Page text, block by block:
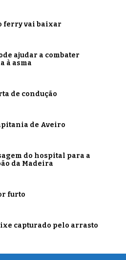
ferry vai baixar
ajudar a combater
à asma
de condução
de Aveiro
do hospital para a
da Madeira
furto
capturado pelo arrasto